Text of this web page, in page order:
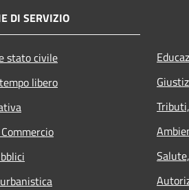
DI SERVIZIO
stato civile
libero